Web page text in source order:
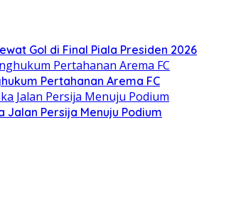
Gol di Final Piala Presiden 2026
Pertahanan Arema FC
Jalan Persija Menuju Podium